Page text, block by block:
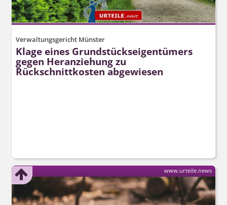
Verwaltungsgericht Münster
Klage eines Grundstücks­eigentümers
gegen Heranziehung zu
Rückschnittkosten abgewiesen
www.urteile.news